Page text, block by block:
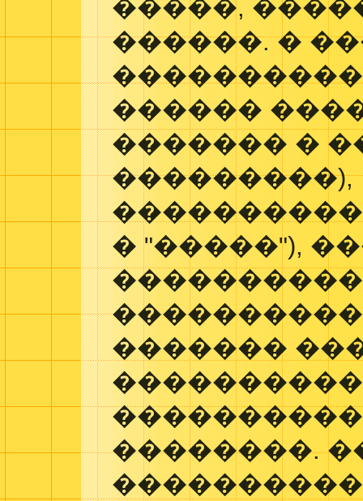
�����,
������. �
������
������� �
���������),
� "�����"),
�������
����������
��������.